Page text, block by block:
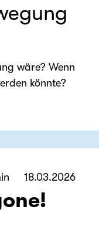
wäre? Wenn
könnte?
18.03.2026